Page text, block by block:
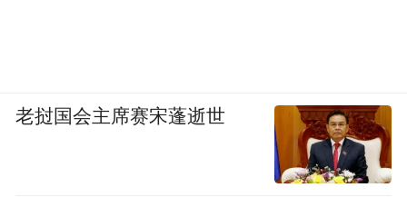
老挝国会主席赛宋蓬逝世